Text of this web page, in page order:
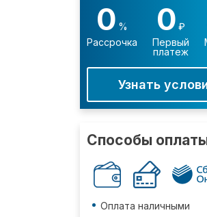
0 %
Рассрочка
0 ₽
Первый
платеж
Узнать
Способы
Оплата наличными